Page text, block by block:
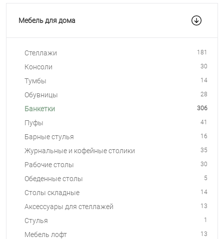
Мебель для дома
Стеллажи 181
Консоли 30
Тумбы 14
Обувницы 28
Банкетки 306
Пуфы 41
Барные стулья 16
Журнальные и кофейные столики 35
Рабочие столы 30
Обеденные столы 5
Столы складные 14
Аксессуары для стеллажей 13
Стулья 1
Мебель лофт 13